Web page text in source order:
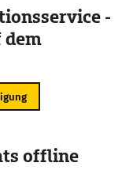
-
dem
offline